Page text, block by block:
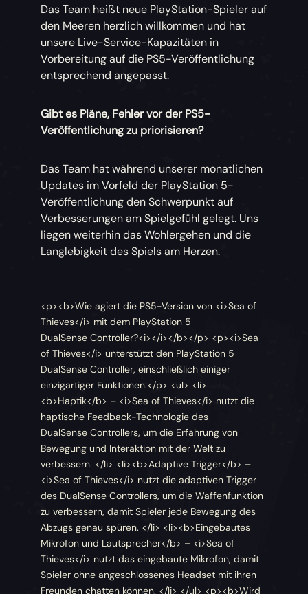
Das Team heißt neue PlayStation-Spieler auf
den Meeren herzlich willkommen und hat
unsere Live-Service-Kapazitäten in
Vorbereitung auf die PS5-Veröffentlichung
entsprechend angepasst.
Gibt es Pläne, Fehler vor der PS5-
Veröffentlichung zu priorisieren?
Das Team hat während unserer monatlichen
Updates im Vorfeld der PlayStation 5-
Veröffentlichung den Schwerpunkt auf
Verbesserungen am Spielgefühl gelegt. Uns
liegen weiterhin das Wohlergehen und die
Langlebigkeit des Spiels am Herzen.
<p><b>Wie agiert die PS5-Version von <i>Sea of
Thieves</i> mit dem PlayStation 5
DualSense Controller?<i></i></b></p> <p><i>Sea
of Thieves</i> unterstützt den PlayStation 5
DualSense Controller, einschließlich einiger
einzigartiger Funktionen:</p> <ul> <li>
<b>Haptik</b> – <i>Sea of Thieves</i> nutzt die
haptische Feedback-Technologie des
DualSense Controllers, um die Erfahrung von
Bewegung und Interaktion mit der Welt zu
verbessern. </li> <li><b>Adaptive Trigger</b> –
<i>Sea of Thieves</i> nutzt die adaptiven Trigger
des DualSense Controllers, um die Waffenfunktion
zu verbessern, damit Spieler jede Bewegung des
Abzugs genau spüren. </li> <li><b>Eingebautes
Mikrofon und Lautsprecher</b> – <i>Sea of
Thieves</i> nutzt das eingebaute Mikrofon, damit
Spieler ohne angeschlossenes Headset mit ihren
Freunden chatten können. </li> </ul> <p><b>Wird